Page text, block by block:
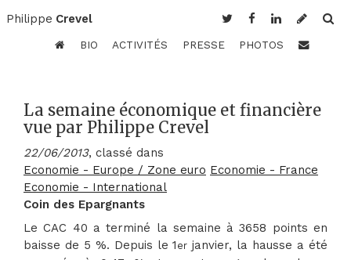
Philippe Crevel
BIO ACTIVITÉS PRESSE PHOTOS
La semaine économique et financière
vue par Philippe Crevel
22/06/2013, classé dans
Economie - Europe / Zone euro Economie - France
Economie - International
Coin des Epargnants
Le CAC 40 a terminé la semaine à 3658 points en
baisse de 5 %. Depuis le 1 er janvier, la hausse a été